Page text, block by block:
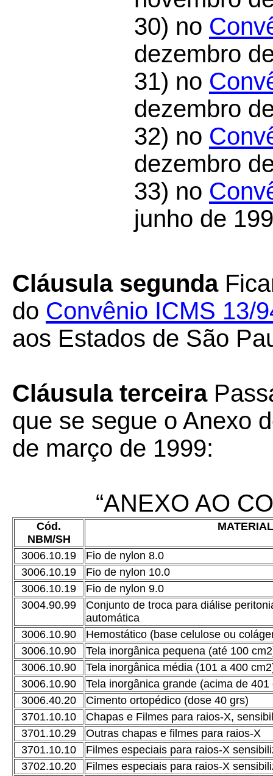
30) no
dezembro
31) no
dezembro
32) no
dezembro
33) no
junho de
Cláusula segunda
do Convênio ICMS 13/
aos Estados de São
Cláusula terceira
que se segue o Anexo
de março de 1999:
“ANEXO AO
Cód.
NBM/SH
MATERIAL
3006.10.19
Fio de nylon 8.0
3006.10.19
Fio de nylon 10.0
3006.10.19
Fio de nylon 9.0
3004.90.99
Conjunto de troca para diálise
automática
3006.10.90
Hemostático (base celulose ou
3006.10.90
Tela inorgânica pequena (até 100
3006.10.90
Tela inorgânica média (101 a 400
3006.10.90
Tela inorgânica grande (acima de 401
3006.40.20
Cimento ortopédico (dose 40 grs)
3701.10.10
Chapas e Filmes para raios-X,
3701.10.29
Outras chapas e filmes para raios-X
3701.10.10
Filmes especiais para raios-X
3702.10.20
Filmes especiais para raios-X